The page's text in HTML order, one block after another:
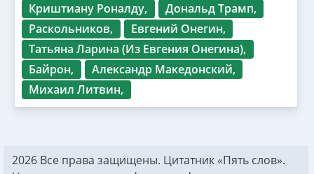
Криштиану Роналду,
Дональд Трамп,
Раскольников,
Евгений Онегин,
Татьяна Ларина (Из Евгения Онегина),
Байрон,
Александр Македонский,
Михаил Литвин,
2026 Все права защищены. Цитатник «Пять слов».